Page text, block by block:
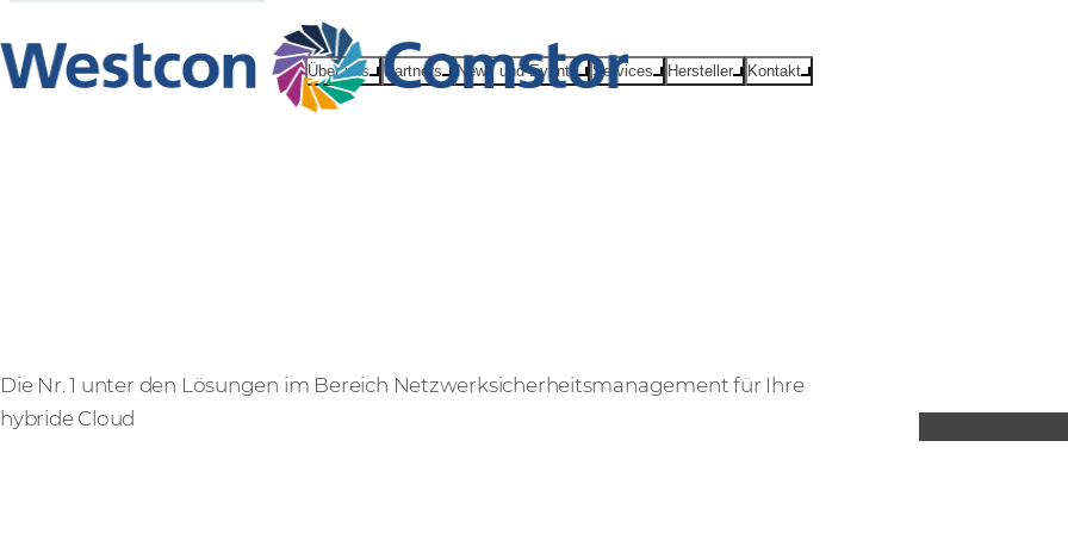
Über uns Partners News und Events Services Hersteller Kontakt
Die Nr. 1 unter den Lösungen im Bereich Netzwerksicherheitsmanagement für Ihre
hybride Cloud